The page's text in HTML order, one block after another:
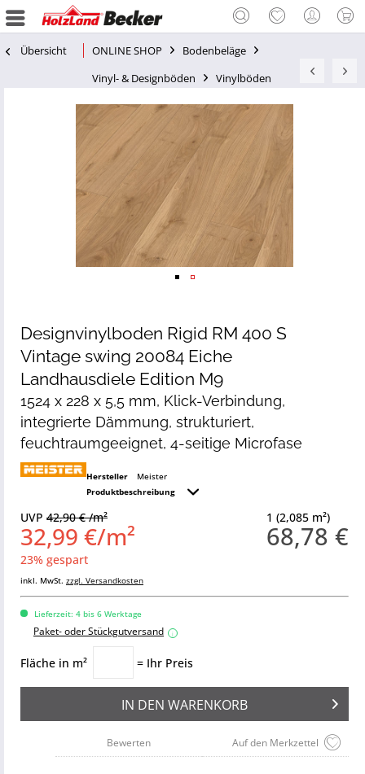
Übersicht ONLINE SHOP
Bodenbeläge
Vinyl- & Designböden
Vinylböden
Designvinylboden Rigid RM 400 S
Vintage swing 20084 Eiche
Landhausdiele Edition M9
1524 x 228 x 5,5 mm, Klick-Verbindung,
integrierte Dämmung, strukturiert,
feuchtraumgeeignet, 4-seitige Microfase
Hersteller
Meister
Produktbeschreibung
1 (2,085 m²)
68,78 €
UVP 42,90 € /m²
32,99 €/m²
23% gespart
inkl. MwSt. zzgl. Versandkosten
Lieferzeit: 4 bis 6 Werktage
Paket- oder Stückgutversand i
Fläche in m² = Ihr Preis
IN DEN WARENKORB
Auf den Merkzettel
Bewerten